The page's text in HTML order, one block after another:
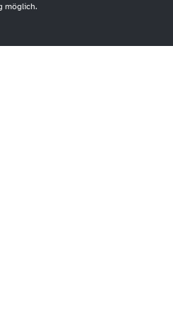
möglich.